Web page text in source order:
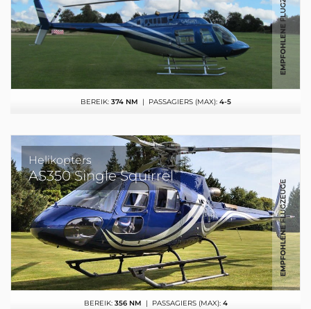
BEREIK: 374 NM | PASSAGIERS (MAX): 4-5
Helikopters
AS350 Single Squirrel
BEREIK: 356 NM | PASSAGIERS (MAX): 4